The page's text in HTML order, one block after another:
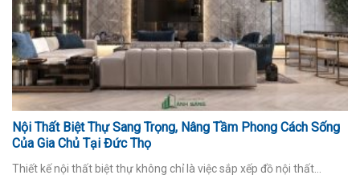
Nội Thất Biệt Thự Sang Trọng, Nâng Tầm Phong Cách Sống
Của Gia Chủ Tại Đức Thọ
Thiết kế nội thất biệt thự không chỉ là việc sắp xếp đồ nội thất...